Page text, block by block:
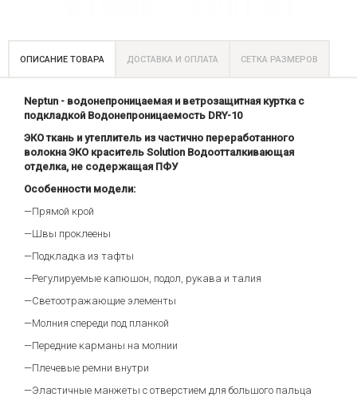
ОПИСАНИЕ ТОВАРА ДОСТАВКА И ОПЛАТА СЕТКА РАЗМЕРОВ
Neptun - водонепроницаемая и ветрозащитная куртка с
подкладкой Водонепроницаемость DRY-10
ЭКО ткань и утеплитель из частично переработанного
волокна ЭКО краситель Solution Водоотталкивающая
отделка, не содержащая ПФУ
Особенности модели:
—Прямой крой
—Швы проклеены
—Подкладка из тафты
—Регулируемые капюшон, подол, рукава и талия
—Светоотражающие элементы
—Молния спереди под планкой
—Передние карманы на молнии
—Плечевые ремни внутри
—Эластичные манжеты с отверстием для большого пальца